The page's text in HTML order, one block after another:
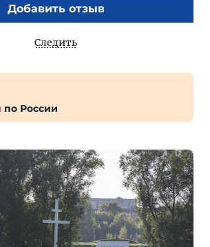
Добавить отзыв
Следить
по России